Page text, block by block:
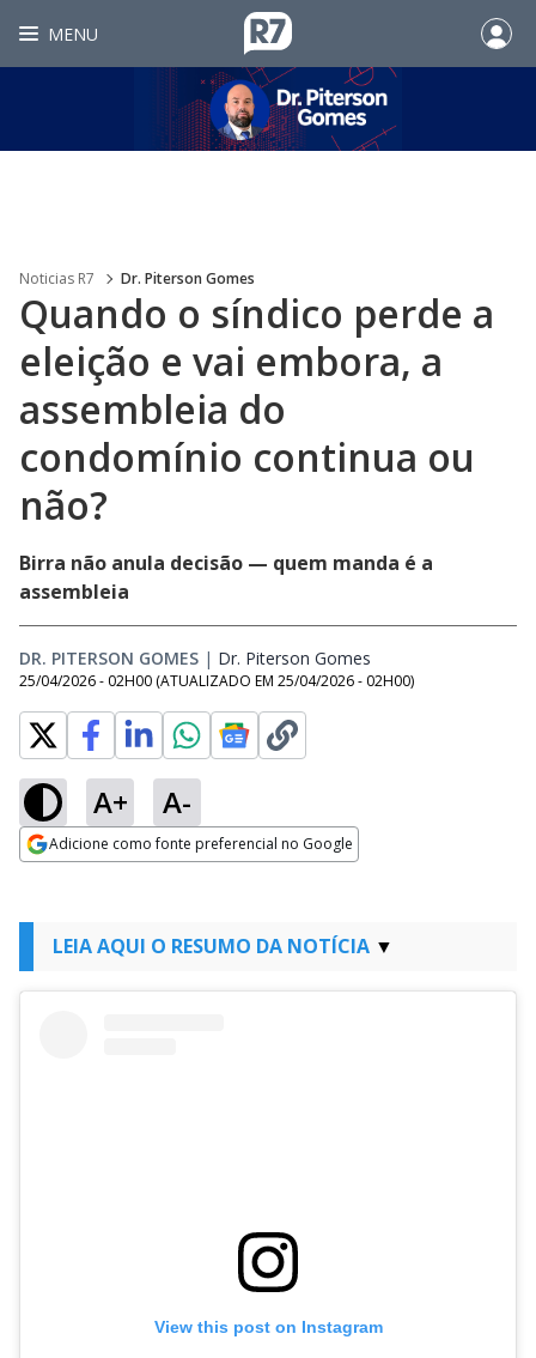
MENU
Noticias R7 Dr. Piterson Gomes
Quando o síndico perde a
eleição e vai embora, a
assembleia do
condomínio continua ou
não?
Birra não anula decisão — quem manda é a
assembleia
DR. PITERSON GOMES | Dr. Piterson Gomes
25/04/2026 - 02H00 (ATUALIZADO EM 25/04/2026 - 02H00)
A+ A-
Adicione como fonte preferencial no Google
LEIA AQUI O RESUMO DA NOTÍCIA
View this post on Instagram